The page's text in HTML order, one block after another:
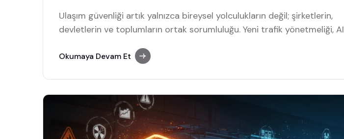
Ulaşım güvenliği artık yalnızca bireysel yolculukların değil; şirketlerin,
devletlerin ve toplumların ortak sorumluluğu. Yeni trafik yönetmeliği, AI
tedarik zincirinde güvenliği yeniden tanımlıyor.
Okumaya Devam Et